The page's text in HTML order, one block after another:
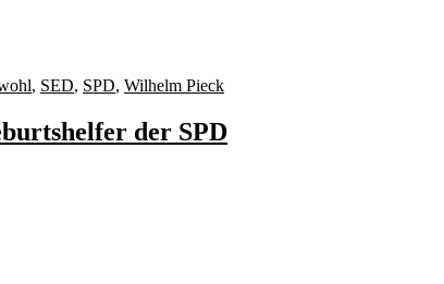
, SED, SPD, Wilhelm Pieck
der SPD